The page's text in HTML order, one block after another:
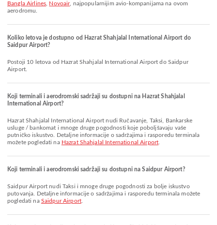
Bangla Airlines Novoair, najpopularnijim avio-kompanijama na ovom
aerodromu.
Koliko letova je dostupno od Hazrat Shahjalal International Airport do
Saidpur Airport?
Postoji 10 letova od Hazrat Shahjalal International Airport do Saidpur
Airport.
Koji terminali i aerodromski sadržaji su dostupni na Hazrat Shahjalal
International Airport?
Hazrat Shahjalal International Airport nudi Ručavanje, Taksi, Bankarske
usluge / bankomat i mnoge druge pogodnosti koje poboljšavaju vaše
putničko iskustvo. Detaljne informacije o sadržajima i rasporedu terminala
možete pogledati na Hazrat Shahjalal International Airport
Koji terminali i aerodromski sadržaji su dostupni na Saidpur Airport?
Saidpur Airport nudi Taksi i mnoge druge pogodnosti za bolje iskustvo
putovanja. Detaljne informacije o sadržajima i rasporedu terminala možete
pogledati na Saidpur Airport.